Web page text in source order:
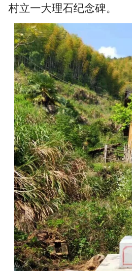
村立一大理石纪念碑。